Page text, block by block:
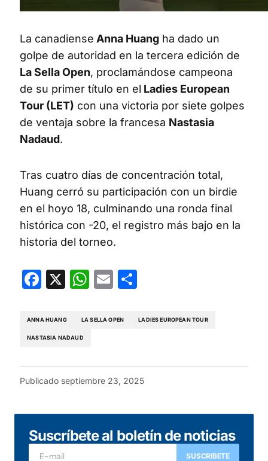
La canadiense Anna Huang ha dado un
golpe de autoridad en la tercera edición de
La Sella Open, proclamándose campeona
de su primer título en el Ladies European
Tour (LET) con una victoria por siete golpes
de ventaja sobre la francesa Nastasia
Nadaud.
Tras cuatro días de concentración total,
Huang cerró su participación con un birdie
en el hoyo 18, culminando una ronda final
histórica con -20, el registro más bajo en la
historia del torneo.
Facebook
X WhatsApp
Email
ANNA HUANG LA SELLA OPEN LADIES EUROPEAN TOUR
NASTASIA NADAUD
Publicado septiembre 23, 2025
Suscríbete al boletín de noticias
SUSCRIBETE